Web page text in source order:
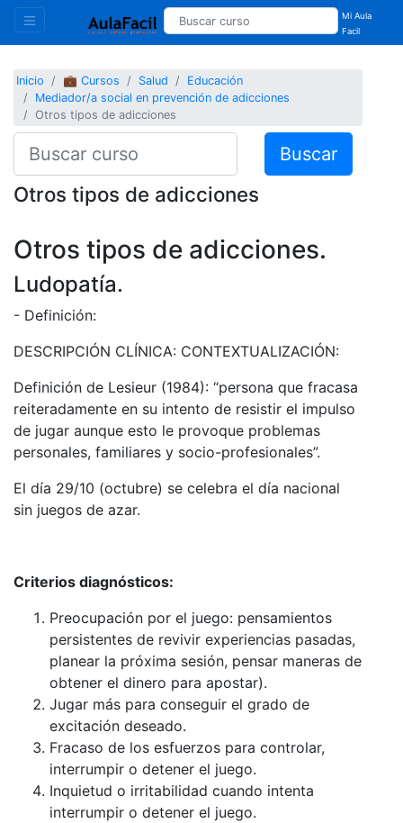
Mi Aula
Facil
Inicio 💼 Cursos Salud
Educación
Mediador/a social en prevención de adicciones
Otros tipos de adicciones
Buscar
Otros tipos de adicciones
Otros tipos de adicciones.
Ludopatía.
- Definición:
DESCRIPCIÓN CLÍNICA: CONTEXTUALIZACIÓN:
Definición de Lesieur (1984): “persona que fracasa
reiteradamente en su intento de resistir el impulso
de jugar aunque esto le provoque problemas
personales, familiares y socio-profesionales”.
El día 29/10 (octubre) se celebra el día nacional
sin juegos de azar.
Criterios diagnósticos:
Preocupación por el juego: pensamientos
persistentes de revivir experiencias pasadas,
planear la próxima sesión, pensar maneras de
obtener el dinero para apostar).
Jugar más para conseguir el grado de
excitación deseado.
Fracaso de los esfuerzos para controlar,
interrumpir o detener el juego.
Inquietud o irritabilidad cuando intenta
interrumpir o detener el juego.